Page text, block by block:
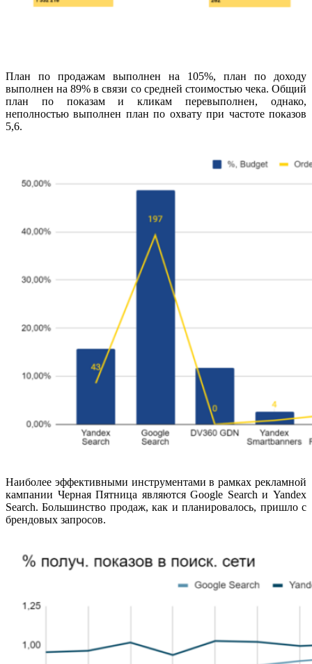
План по продажам выполнен на 105%, план по доходу
выполнен на 89% в связи со средней стоимостью чека. Общий
план по показам и кликам перевыполнен, однако,
неполностью выполнен план по охвату при частоте показов
5,6.
Наиболее эффективными инструментами в рамках рекламной
кампании Черная Пятница являются Google Search и Yandex
Search. Большинство продаж, как и планировалось, пришло с
брендовых запросов.